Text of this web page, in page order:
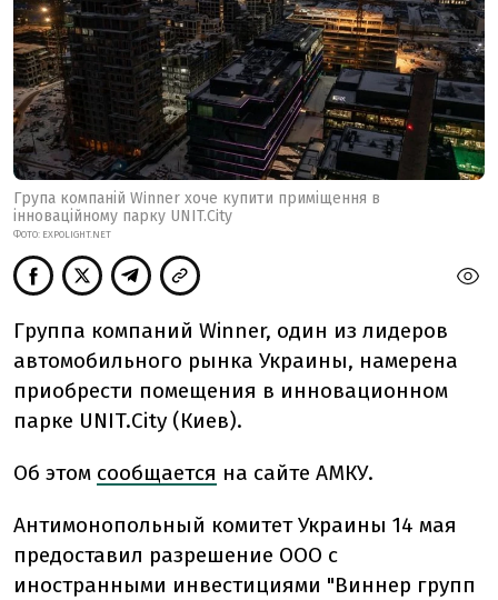
Група компаній Winner хоче купити приміщення в
інноваційному парку UNIT.City
ФОТО: EXPOLIGHT.NET
Группа компаний Winner, один из лидеров
автомобильного рынка Украины, намерена
приобрести помещения в инновационном
парке UNIT.City (Киев).
Об этом сообщается на сайте АМКУ.
Антимонопольный комитет Украины 14 мая
предоставил разрешение ООО с
иностранными инвестициями "Виннер групп